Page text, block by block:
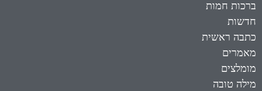
ברכות חמות
חדשות
כתבה ראשית
מאמרים
מומלצים
מילה טובה